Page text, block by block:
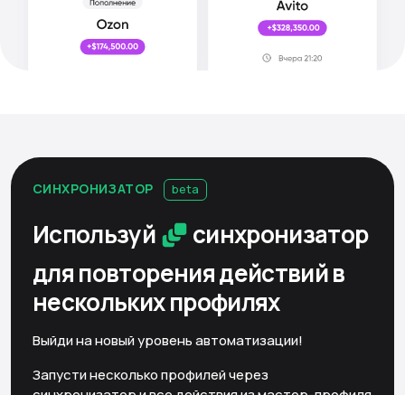
СИНХРОНИЗАТОР beta
Используй
синхронизатор
для повторения действийв
нескольких профилях
Выйди на новый уровень автоматизации!
Запусти несколько профилей через